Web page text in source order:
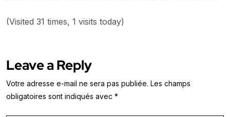
(Visited 31 times, 1 visits today)
Leave a Reply
Votre adresse e-mail ne sera pas publiée. Les champs
obligatoires sont indiqués avec *